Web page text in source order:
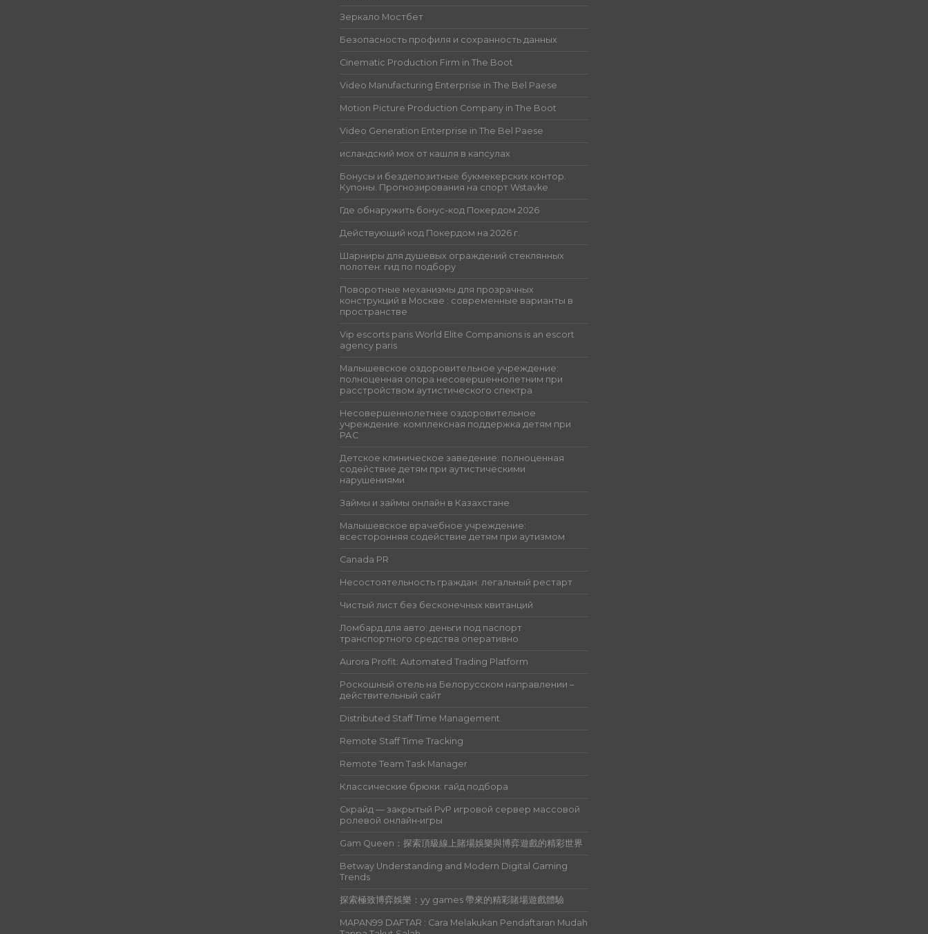
Зеркало Мостбет
Безопасность профиля и сохранность данных
Cinematic Production Firm in The Boot
Video Manufacturing Enterprise in The Bel Paese
Motion Picture Production Company in The Boot
Video Generation Enterprise in The Bel Paese
исландский мох от кашля в капсулах
Бонусы и бездепозитные букмекерских контор.
Купоны. Прогнозирования на спорт Wstavke
Где обнаружить бонус-код Покердом 2026
Действующий код Покердом на 2026 г.
Шарниры для душевых ограждений стеклянных
полотен: гид по подбору
Поворотные механизмы для прозрачных
конструкций в Москве : современные варианты в
пространстве
Vip escorts paris World Elite Companions is an escort
agency paris
Малышевское оздоровительное учреждение:
полноценная опора несовершеннолетним при
расстройством аутистического спектра
Несовершеннолетнее оздоровительное
учреждение: комплексная поддержка детям при
РАС
Детское клиническое заведение: полноценная
содействие детям при аутистическими
нарушениями
Займы и займы онлайн в Казахстане
Малышевское врачебное учреждение:
всесторонняя содействие детям при аутизмом
Canada PR
Несостоятельность граждан: легальный рестарт
Чистый лист без бесконечных квитанций
Ломбард для авто: деньги под паспорт
транспортного средства оперативно
Aurora Profit: Automated Trading Platform
Роскошный отель на Белорусском направлении –
действительный сайт
Distributed Staff Time Management
Remote Staff Time Tracking
Remote Team Task Manager
Классические брюки: гайд подбора
Скрайд — закрытый PvP игровой сервер массовой
ролевой онлайн‑игры
Gam Queen：探索頂級線上賭場娛樂與博弈遊戲的精彩世界
Betway Understanding and Modern Digital Gaming
Trends
探索極致博弈娛樂：yy games 帶來的精彩賭場遊戲體驗
MAPAN99 DAFTAR : Cara Melakukan Pendaftaran Mudah